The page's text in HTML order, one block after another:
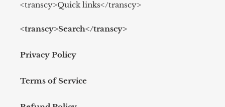
<transcy>Quick links</transcy>
<transcy>Search</transcy>
Privacy Policy
Terms of Service